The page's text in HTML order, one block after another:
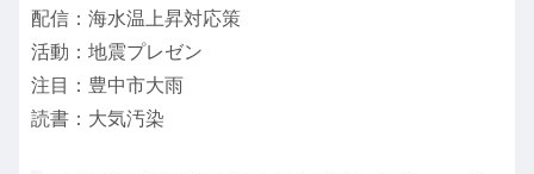
配信：海水温上昇対応策
活動：地震プレゼン
注目：豊中市大雨
読書：大気汚染